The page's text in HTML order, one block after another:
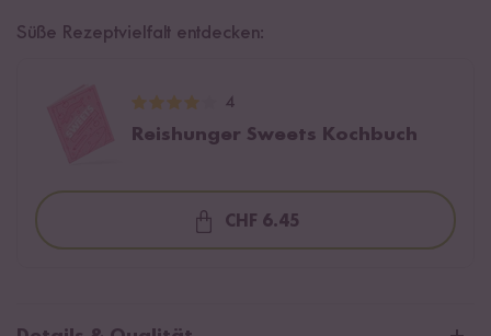
Süße Rezeptvielfalt entdecken:
4
Reishunger Sweets Kochbuch
CHF 6.45